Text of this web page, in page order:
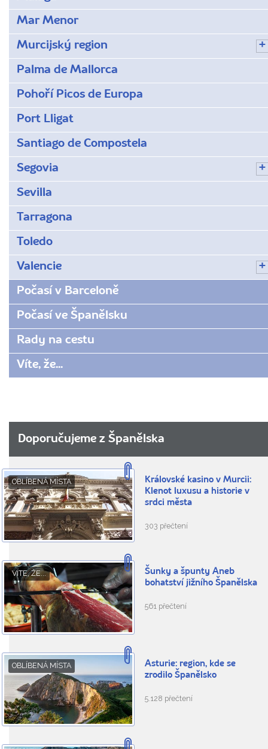
Mar Menor
Murcijský region
Palma de Mallorca
Pohoří Picos de Europa
Port Lligat
Santiago de Compostela
Segovia
Sevilla
Tarragona
Toledo
Valencie
Počasí v Barceloně
Počasí ve Španělsku
Rady na cestu
Víte, že...
Doporučujeme z Španělska
OBLÍBENÁ MÍSTA
Královské kasino v Murcii:
Klenot luxusu a historie v
srdci města
303 přečtení
VÍTE, ŽE...
Šunky a špunty Aneb
bohatství jižního Španělska
561 přečtení
OBLÍBENÁ MÍSTA
Asturie: region, kde se
zrodilo Španělsko
5.128 přečtení